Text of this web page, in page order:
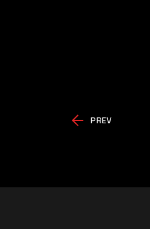
PREV